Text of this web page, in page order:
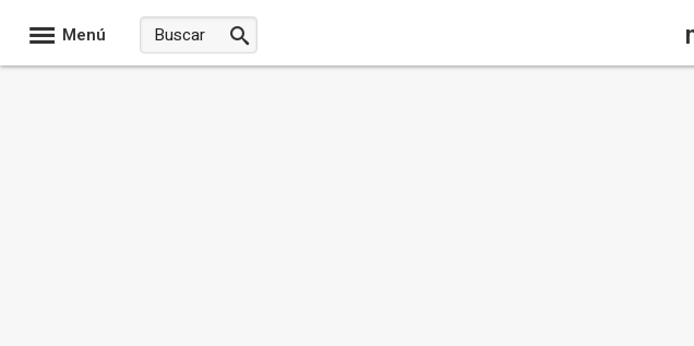
Menú